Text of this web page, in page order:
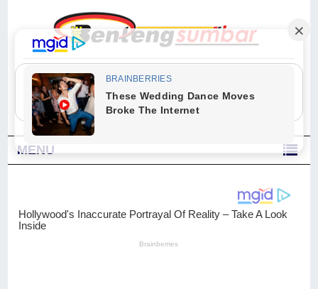
"Sesungguhnya Allah dan para malaikat-Nya berselawat untuk Nabi.
Wahai orang-orang yang beriman, berselawatlah kamu untuk Nabi dan
ucapkanlah salam dengan penuh penghormatan kepadanya." (Qs. Al
Ahzab Ayat 56)
MENU